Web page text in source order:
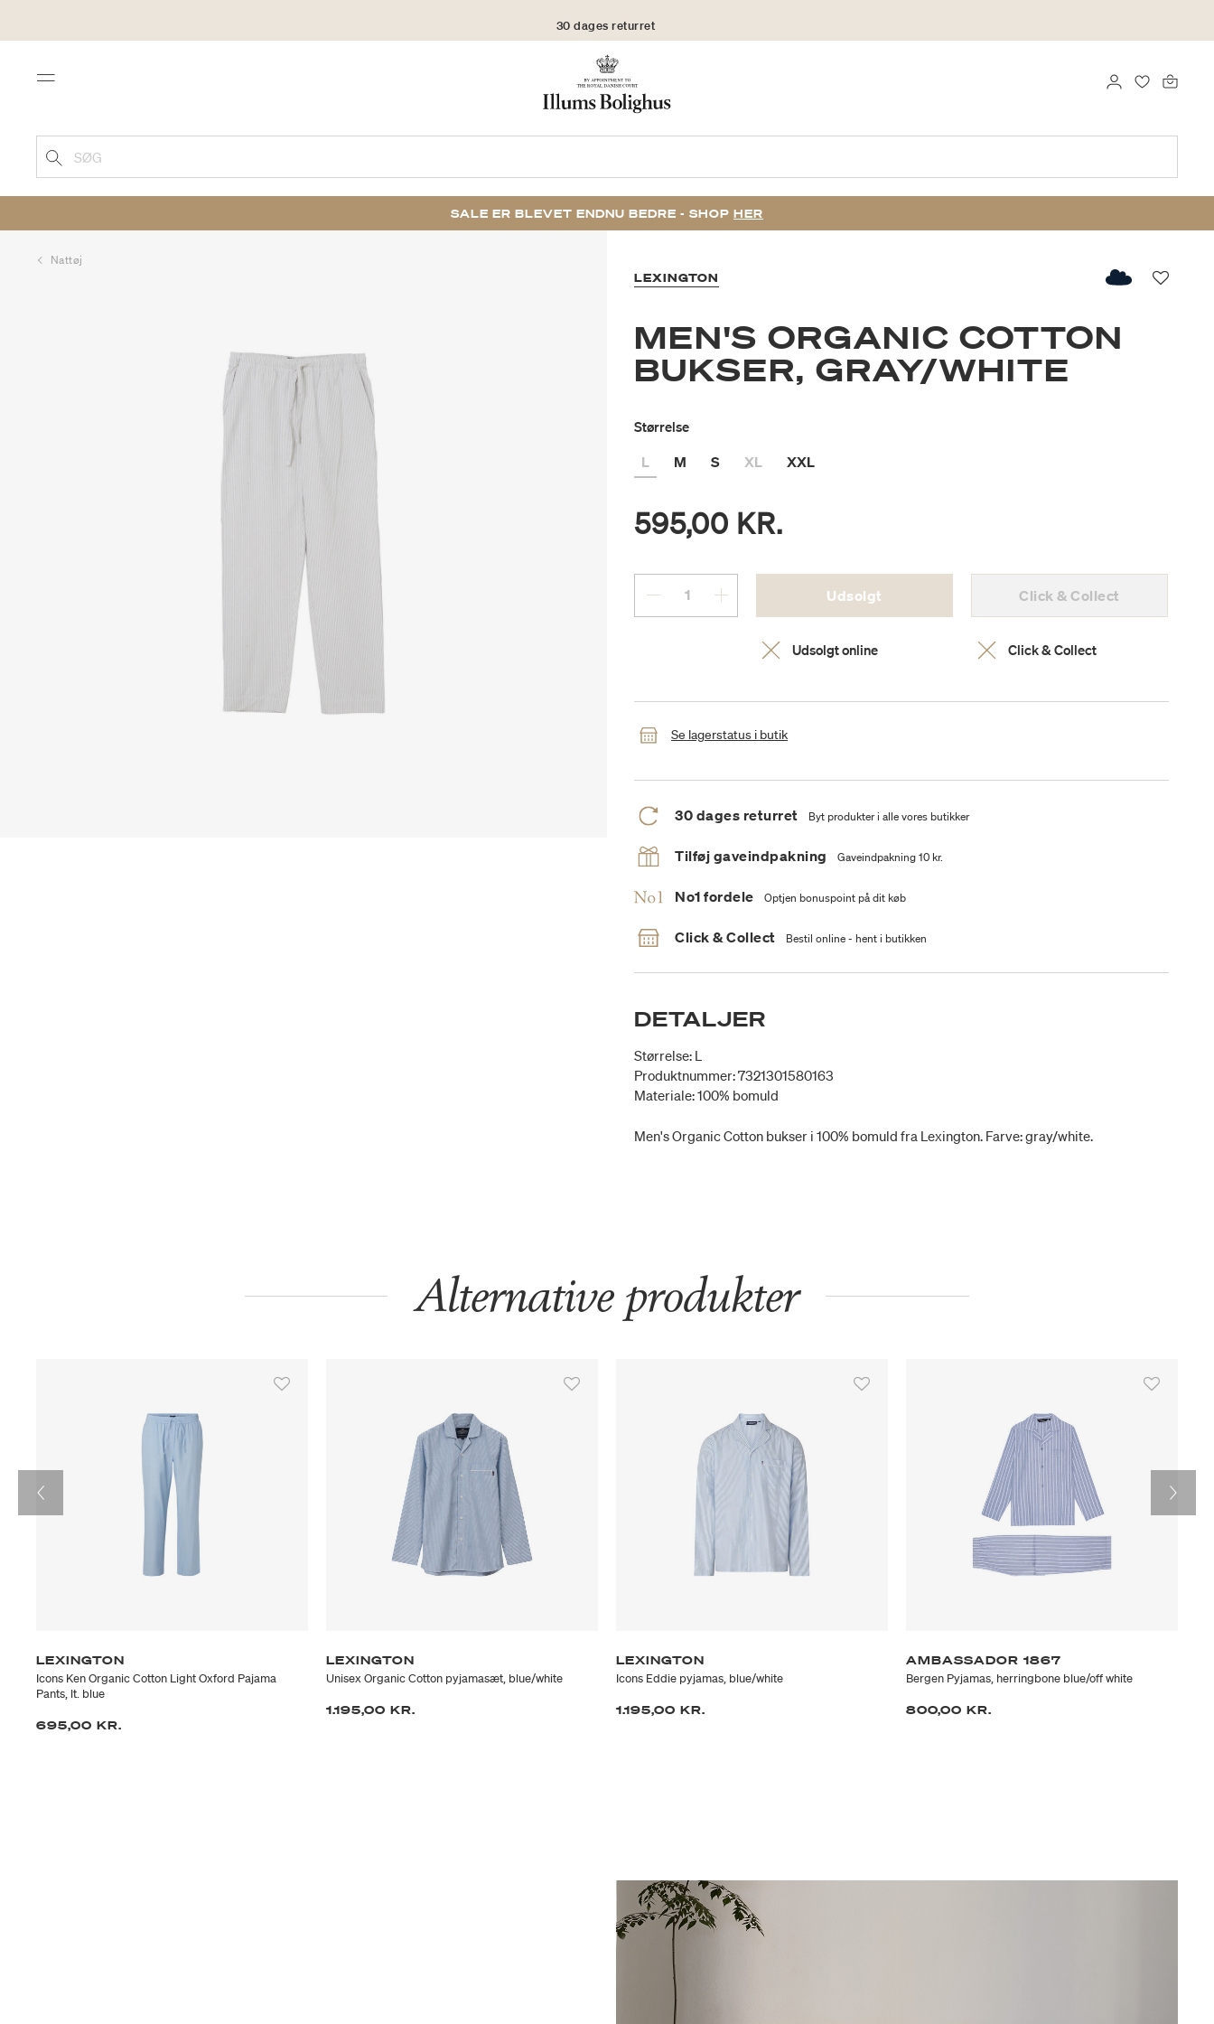
30 dages returret
Menu LOG IND
SØG
SALE ER BLEVET ENDNU BEDRE - SHOP HER
Nattøj
LEXINGTON
MEN'S ORGANIC COTTON
BUKSER, GRAY/WHITE
Størrelse
L
M S XL XXL
595,00 KR.
Udsolgt Click & Collect
Udsolgt online Click & Collect
Se lagerstatus i butik
30 dages returret Byt produkter i alle vores butikker
Tilføj gaveindpakning Gaveindpakning 10 kr.
No1 fordele Optjen bonuspoint på dit køb
Click & Collect Bestil online - hent i butikken
DETALJER
Størrelse: L
Produktnummer: 7321301580163
Materiale: 100% bomuld
Men's Organic Cotton bukser i 100% bomuld fra Lexington. Farve: gray/white.
Alternative produkter
LEXINGTON
Icons Ken Organic Cotton Light Oxford Pajama
Pants, lt. blue
695,00 KR.
LEXINGTON
Unisex Organic Cotton pyjamasæt, blue/white
1.195,00 KR.
LEXINGTON
Icons Eddie pyjamas, blue/white
1.195,00 KR.
AMBASSADOR 1867
Bergen Pyjamas, herringbone blue/off white
800,00 KR.